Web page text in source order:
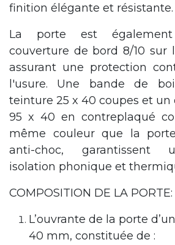
finition élégante et résistante.
La porte est
couverture de bord 8/10 sur
assurant une protection
l'usure. Une bande de
teinture 25 x 40 coupes et un
95 x 40 en contreplaqué
même couleur que la
anti-choc, garantissent
isolation phonique et
COMPOSITION DE LA PORTE:
L’ouvrante de la porte
40 mm, constituée de :